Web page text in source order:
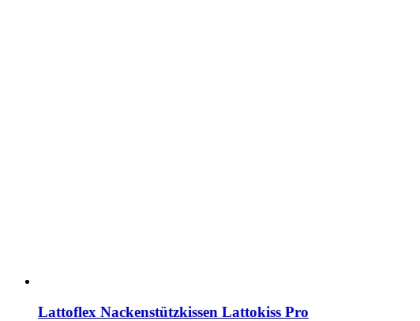
Lattoflex Nackenstützkissen Lattokiss Pro